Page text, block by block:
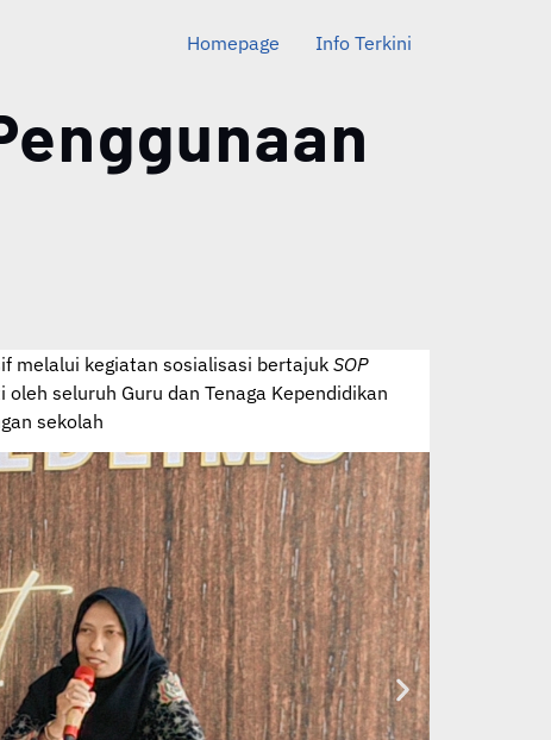
Homepage Info Terkini
melalui kegiatan sosialisasi bertajuk SOP
seluruh Guru dan Tenaga Kependidikan
sekolah